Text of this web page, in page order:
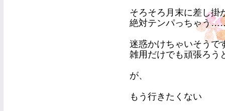
そろそろ月末に差し掛
絶対テンパっちゃう
迷惑かけちゃいそう
雑用だけでも頑張ろ
が、
もう行きたくない